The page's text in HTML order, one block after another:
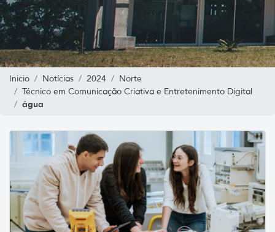
Inicio Notícias 2024
Norte
Técnico em Comunicação Criativa e Entretenimento Digital
água